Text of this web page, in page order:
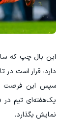
سپس این فرصت
یک‌هفته‌ای تیم
نمایش بگذارد.